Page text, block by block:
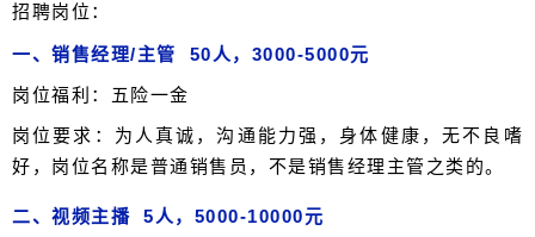
招聘岗位：
一、销售经理/主管 50人，3000-5000元
岗位福利：五险一金
岗位要求：为人真诚，沟通能力强，身体健康，无不良嗜
好，岗位名称是普通销售员，不是销售经理主管之类的。
二、视频主播 5人，5000-10000元